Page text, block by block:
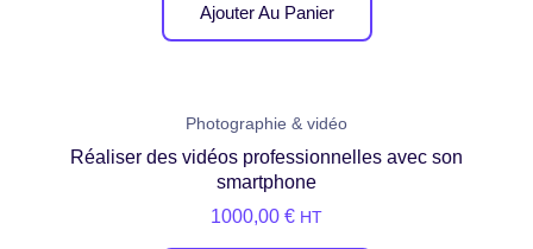
Ajouter Au Panier
Photographie & vidéo
Réaliser des vidéos professionnelles avec son
smartphone
1000,00 € HT